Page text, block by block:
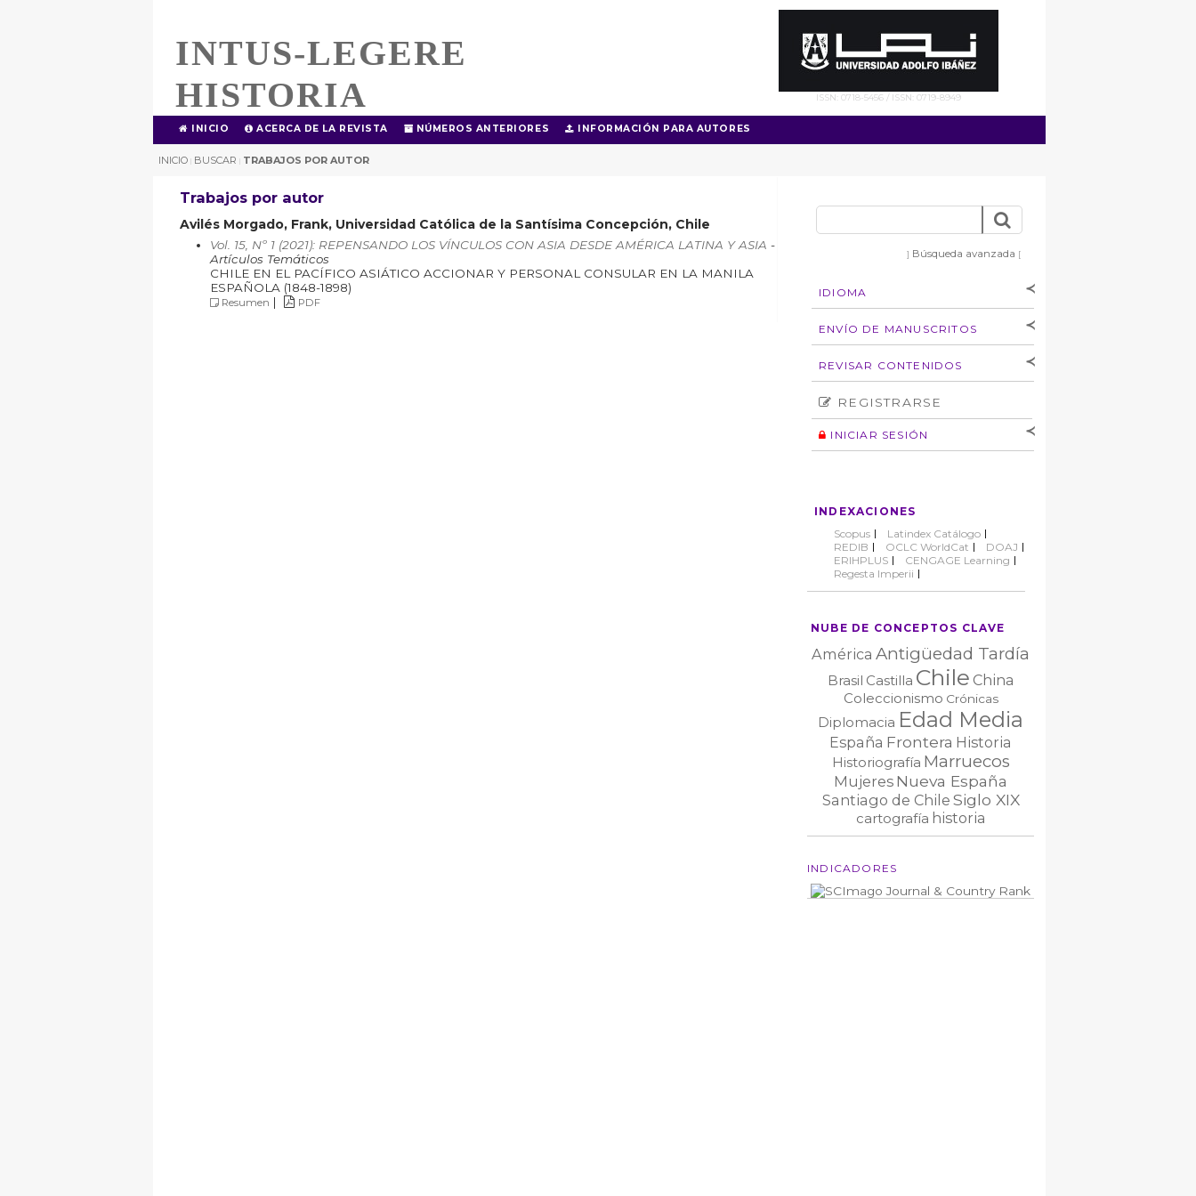
INTUS-LEGERE
HISTORIA
ISSN: 0718-5456 / ISSN: 0719-8949
INICIO ACERCA DE LA REVISTA NÚMEROS ANTERIORES INFORMACIÓN PARA AUTORES
INICIO | BUSCAR | TRABAJOS POR AUTOR
] Búsqueda avanzada [
IDIOMA
[Español ] [English]
ENVÍO DE MANUSCRITOS
autores
Derechos de autoría
Normas éticas
REVISAR CONTENIDOS
Número
Autor
REGISTRARSE
INICIAR SESIÓN
INDEXACIONES
Scopus
Latindex Catálogo
REDIB
OCLC WorldCat
DOAJ
ERIHPLUS
CENGAGE Learning
Regesta Imperii
NUBE DE CONCEPTOS CLAVE
América Antigüedad Tardía
Brasil Castilla Chile China
Coleccionismo Crónicas
Diplomacia Edad Media
España Frontera Historia
Historiografía Marruecos
Mujeres Nueva España
Santiago de Chile Siglo XIX
cartografía historia
INDICADORES
Trabajos por autor
Avilés Morgado, Frank, Universidad Católica de la Santísima Concepción, Chile
Vol. 15, Nº 1 (2021): REPENSANDO LOS VÍNCULOS CON ASIA DESDE AMÉRICA LATINA Y ASIA -
Artículos Temáticos
CHILE EN EL PACÍFICO ASIÁTICO ACCIONAR Y PERSONAL CONSULAR EN LA MANILA
ESPAÑOLA (1848-1898)
Resumen | PDF